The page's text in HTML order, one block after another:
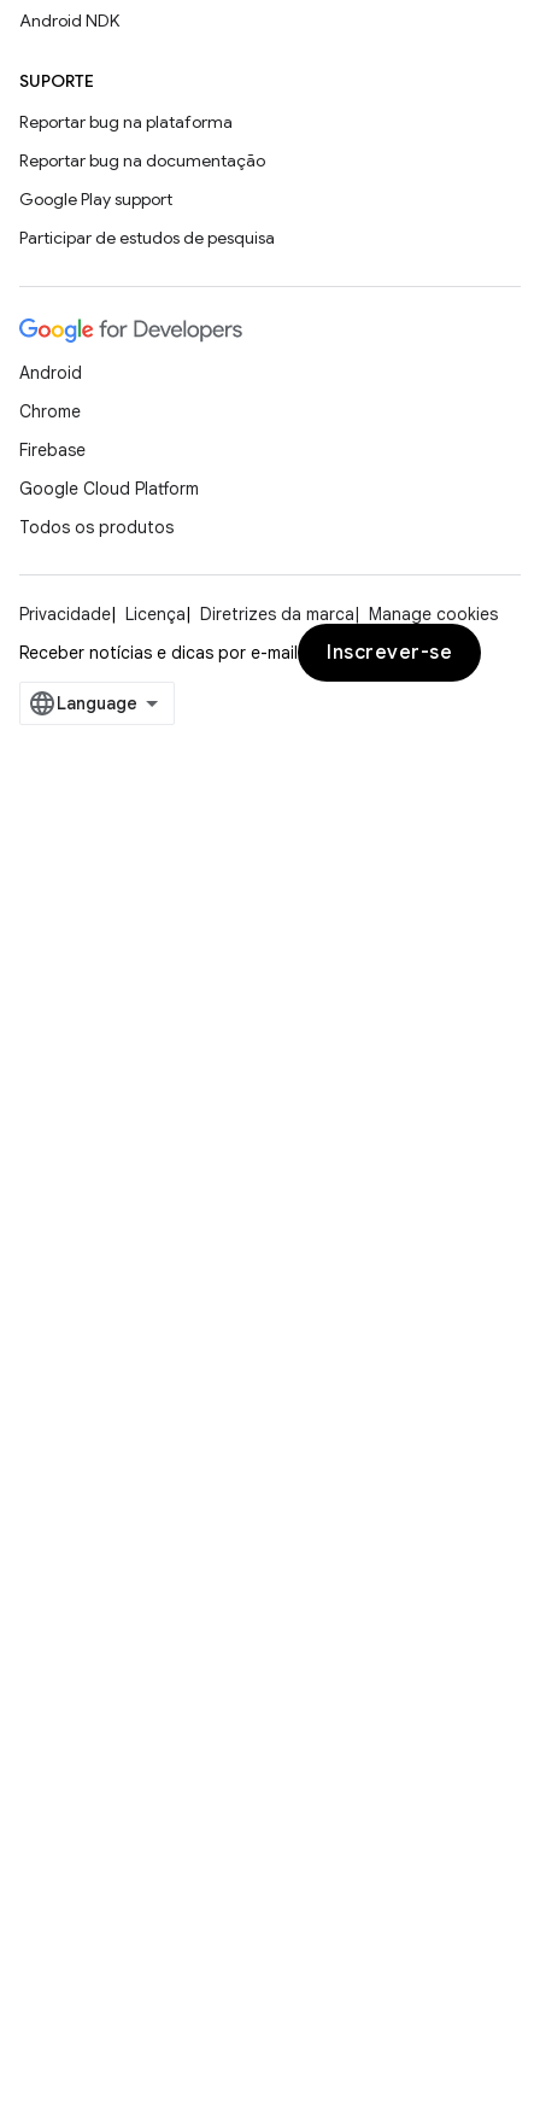
Android NDK
SUPORTE
Reportar bug na plataforma
Reportar bug na documentação
Google Play support
Participar de estudos de pesquisa
Android
Chrome
Firebase
Google Cloud Platform
Todos os produtos
Privacidade Licença Diretrizes da marca
Manage cookies
Receber notícias e dicas por e-mail
Inscrever-se